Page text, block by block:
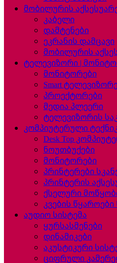
მობილურის
კაბელი
დამტენები
ეკრანის დამცავი
მობილურის
ტელევიზორი |
მონიტორები
Smart
პროექტორები
მედია პლეერი
ტელევიზორის
კომპიუტერული
Desk Top
ნოუთბუქები
მონიტორები
პრინტერები
პრინტერის
ქსელური
კვების წყაროები
აუდიო სისტემა
ყურსასმენები
დინამიკები
აკუსტიკური
ციფრული